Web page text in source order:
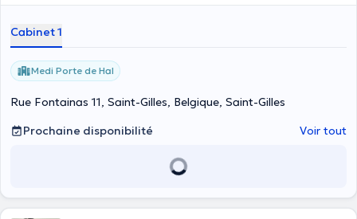
Cabinet 1
Medi Porte de Hal
Rue Fontainas 11, Saint-Gilles, Belgique, Saint-Gilles
Prochaine disponibilité
Voir tout